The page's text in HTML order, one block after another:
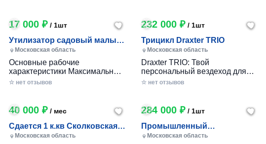
17 000 ₽ / 1шт
Утилизатор садовый малый
(УСМ)
Московская область
Основные рабочие
характеристики Максимальный
размер переработки
ножей — Сталь 65Г Габариты
Вес станка, кг — до 25 Длина
ножа, мм — 80 Размеры (дл х
шир х выс), мм. — 360х360х680
☆ нет отзывов
232 000 ₽/ 1шт
Трицикл Draxter TRIO
Московская область
Draxter TRIO: Твой
персональный вездеход для
приключений и развлечений!
развлечений? • Вездеходные
возможности: Проходимость, о
которой ты мог только мечтать!
Легко преодолевай песок,
☆ нет отзывов
40 000 ₽ / мес
Сдается 1 к.кв Сколковская 1
Б, МО
Московская область
284 000 ₽/ 1шт
Промышленный
измельчитель веток
Московская область